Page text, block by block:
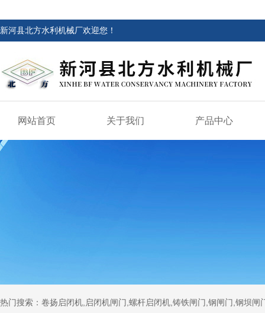
新河县北方水利机械厂欢迎您！
网站首页 关于我们 产品中心
热门搜索：卷扬启闭机,启闭机闸门,螺杆启闭机,铸铁闸门,钢闸门,钢坝